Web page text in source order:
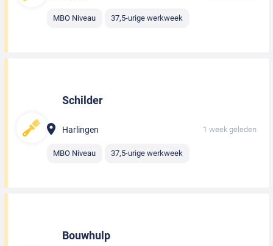
MBO Niveau 37,5-urige werkweek
Schilder
Harlingen 1 week geleden
MBO Niveau 37,5-urige werkweek
Bouwhulp